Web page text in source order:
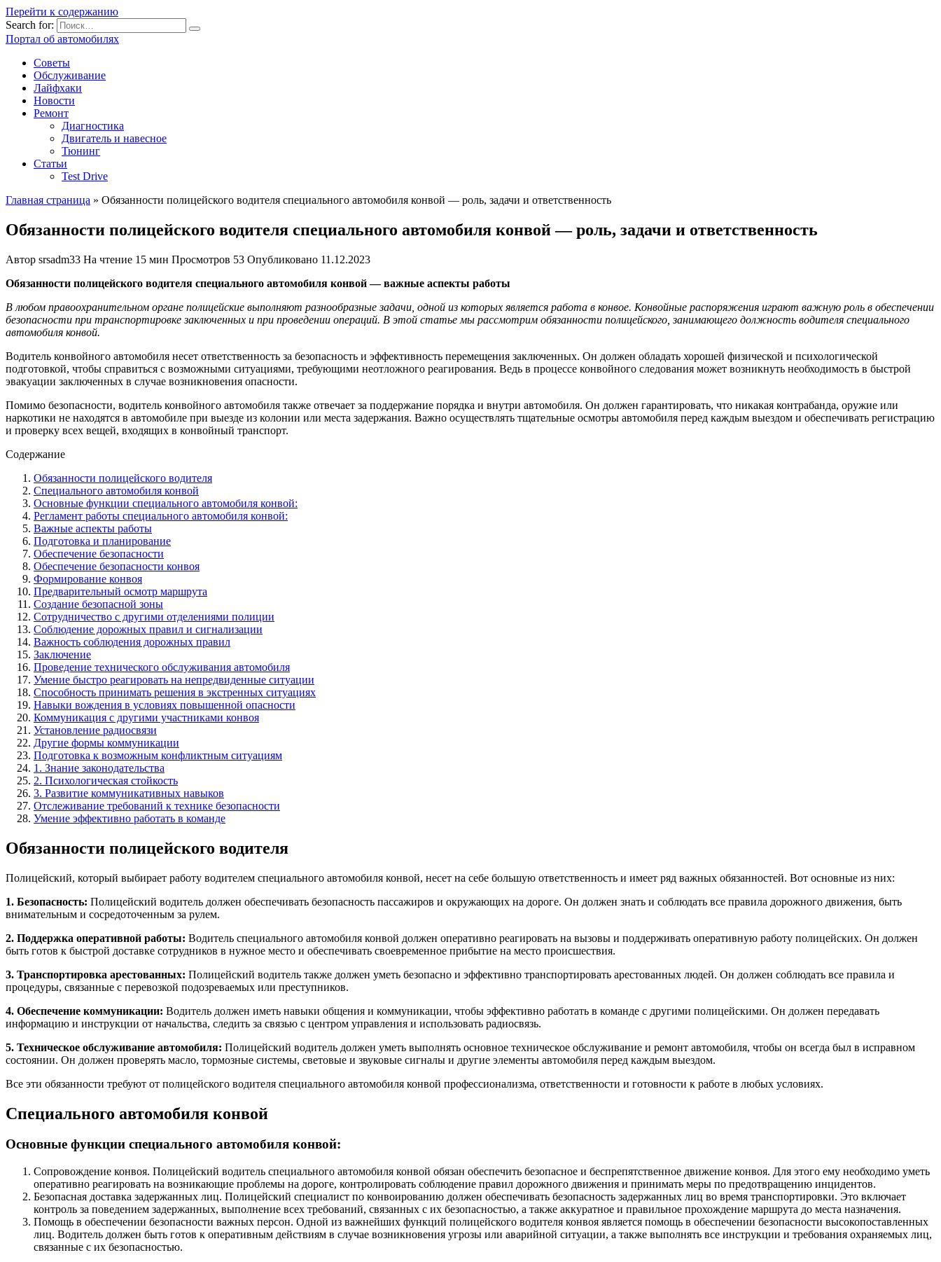
Перейти к содержанию
Search for:
Портал об автомобилях
Советы
Обслуживание
Лайфхаки
Новости
Ремонт
Диагностика
Двигатель и навесное
Тюнинг
Статьи
Test Drive
Главная страница » Обязанности полицейского водителя специального автомобиля конвой — роль, задачи и ответственность
Обязанности полицейского водителя специального автомобиля конвой — роль, задачи и ответственность
Автор srsadm33 На чтение 15 мин Просмотров 53 Опубликовано 11.12.2023
Обязанности полицейского водителя специального автомобиля конвой — важные аспекты работы
В любом правоохранительном органе полицейские выполняют разнообразные задачи, одной из которых является работа в конвое. Конвойные распоряжения играют важную роль в обеспечении
безопасности при транспортировке заключенных и при проведении операций. В этой статье мы рассмотрим обязанности полицейского, занимающего должность водителя специального
автомобиля конвой.
Водитель конвойного автомобиля несет ответственность за безопасность и эффективность перемещения заключенных. Он должен обладать хорошей физической и психологической
подготовкой, чтобы справиться с возможными ситуациями, требующими неотложного реагирования. Ведь в процессе конвойного следования может возникнуть необходимость в быстрой
эвакуации заключенных в случае возникновения опасности.
Помимо безопасности, водитель конвойного автомобиля также отвечает за поддержание порядка и внутри автомобиля. Он должен гарантировать, что никакая контрабанда, оружие или
наркотики не находятся в автомобиле при выезде из колонии или места задержания. Важно осуществлять тщательные осмотры автомобиля перед каждым выездом и обеспечивать регистрацию
и проверку всех вещей, входящих в конвойный транспорт.
Содержание
Обязанности полицейского водителя
Специального автомобиля конвой
Основные функции специального автомобиля конвой:
Регламент работы специального автомобиля конвой:
Важные аспекты работы
Подготовка и планирование
Обеспечение безопасности
Обеспечение безопасности конвоя
Формирование конвоя
Предварительный осмотр маршрута
Создание безопасной зоны
Сотрудничество с другими отделениями полиции
Соблюдение дорожных правил и сигнализации
Важность соблюдения дорожных правил
Заключение
Проведение технического обслуживания автомобиля
Умение быстро реагировать на непредвиденные ситуации
Способность принимать решения в экстренных ситуациях
Навыки вождения в условиях повышенной опасности
Коммуникация с другими участниками конвоя
Установление радиосвязи
Другие формы коммуникации
Подготовка к возможным конфликтным ситуациям
1. Знание законодательства
2. Психологическая стойкость
3. Развитие коммуникативных навыков
Отслеживание требований к технике безопасности
Умение эффективно работать в команде
Обязанности полицейского водителя
Полицейский, который выбирает работу водителем специального автомобиля конвой, несет на себе большую ответственность и имеет ряд важных обязанностей. Вот основные из них:
1. Безопасность: Полицейский водитель должен обеспечивать безопасность пассажиров и окружающих на дороге. Он должен знать и соблюдать все правила дорожного движения, быть
внимательным и сосредоточенным за рулем.
2. Поддержка оперативной работы: Водитель специального автомобиля конвой должен оперативно реагировать на вызовы и поддерживать оперативную работу полицейских. Он должен
быть готов к быстрой доставке сотрудников в нужное место и обеспечивать своевременное прибытие на место происшествия.
3. Транспортировка арестованных: Полицейский водитель также должен уметь безопасно и эффективно транспортировать арестованных людей. Он должен соблюдать все правила и
процедуры, связанные с перевозкой подозреваемых или преступников.
4. Обеспечение коммуникации: Водитель должен иметь навыки общения и коммуникации, чтобы эффективно работать в команде с другими полицейскими. Он должен передавать
информацию и инструкции от начальства, следить за связью с центром управления и использовать радиосвязь.
5. Техническое обслуживание автомобиля: Полицейский водитель должен уметь выполнять основное техническое обслуживание и ремонт автомобиля, чтобы он всегда был в исправном
состоянии. Он должен проверять масло, тормозные системы, световые и звуковые сигналы и другие элементы автомобиля перед каждым выездом.
Все эти обязанности требуют от полицейского водителя специального автомобиля конвой профессионализма, ответственности и готовности к работе в любых условиях.
Специального автомобиля конвой
Основные функции специального автомобиля конвой:
Сопровождение конвоя. Полицейский водитель специального автомобиля конвой обязан обеспечить безопасное и беспрепятственное движение конвоя. Для этого ему необходимо уметь
оперативно реагировать на возникающие проблемы на дороге, контролировать соблюдение правил дорожного движения и принимать меры по предотвращению инцидентов.
Безопасная доставка задержанных лиц. Полицейский специалист по конвоированию должен обеспечивать безопасность задержанных лиц во время транспортировки. Это включает
контроль за поведением задержанных, выполнение всех требований, связанных с их безопасностью, а также аккуратное и правильное прохождение маршрута до места назначения.
Помощь в обеспечении безопасности важных персон. Одной из важнейших функций полицейского водителя конвоя является помощь в обеспечении безопасности высокопоставленных
лиц. Водитель должен быть готов к оперативным действиям в случае возникновения угрозы или аварийной ситуации, а также выполнять все инструкции и требования охраняемых лиц,
связанные с их безопасностью.